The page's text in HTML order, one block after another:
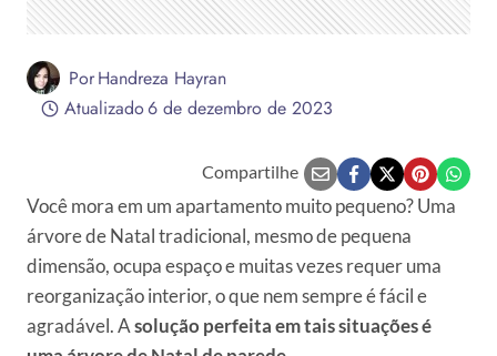
PorHandreza Hayran
Atualizado6 de dezembro de 2023
Compartilhe
Você mora em um apartamento muito pequeno? Uma
árvore de Natal tradicional, mesmo de pequena
dimensão, ocupa espaço e muitas vezes requer uma
reorganização interior, o que nem sempre é fácil e
agradável. Asolução perfeita em tais situações é